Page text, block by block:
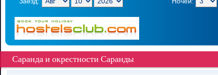
Саранда и окрестности Саранды